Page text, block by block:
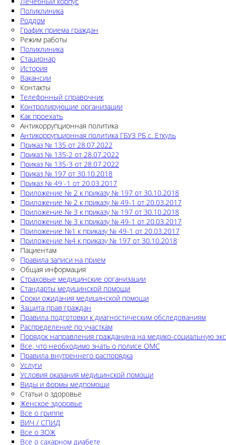
Поликлиника
Роддом
График приема граждан
Режим работы
Поликлиника
Стационар
История
Вакансии
Контакты
Телефонный справочник
Контролирующие организации
Как проехать
Антикоррупционная политика
Антикоррупционная политика ГБУЗ РБ с. Еткуль
Приказ № 135 от 28.07.2022
Приказ № 135-2 от 28.07.2022
Приказ № 135-3 от 28.07.2022
Приказ № 197 от 30.10.2018
Приказ № 49 -1 от 20.03.2017
Приложение № 2 к приказу № 197 от 30.10.2018
Приложение № 2 к приказу № 49-1 от 20.03.2017
Приложение № 3 к приказу № 197 от 30.10.2018
Приложение № 3 к приказу № 49-1 от 20.03.2017
Приложение №1 к приказу № 49-1 от 20.03.2017
Приложение №4 к приказу № 197 от 30.10.2018
Пациентам
Правила записи на прием
Общая информация
Страховые медицинские организации
Стандарты медицинской помощи
Сроки ожидания медицинской помощи
Защита прав граждан
Правила подготовки к диагностическим обследованиям
Распределение по участкам
Порядок направления гражданина на медико-социальную
Все, что необходимо знать о полисе ОМС
Правила внутреннего распорядка
Услуги
Условия оказания медицинской помощи
Виды и формы медпомощи
Статьи о здоровье
Женское здоровье
Все о гриппе
ВИЧ / СПИД
Все о ЗОЖ
Все о сахарном диабете